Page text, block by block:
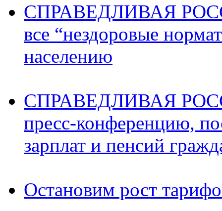
СПРАВЕДЛИВАЯ
все “нездоровые
населению
СПРАВЕДЛИВАЯ
пресс-конференцию,
зарплат и пенсий
Остановим рост